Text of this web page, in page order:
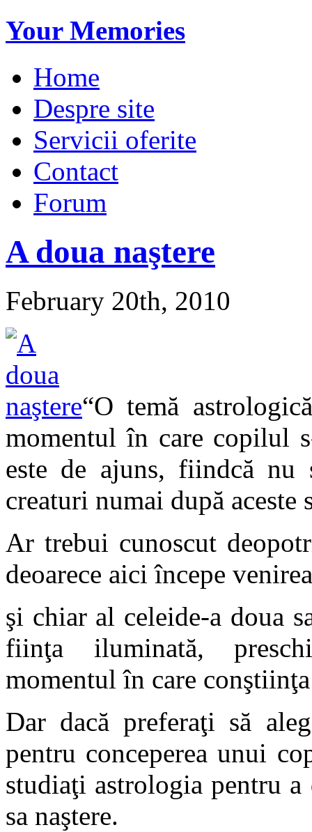
Your Memories
Home
Despre site
Servicii oferite
Contact
Forum
A doua naştere
February 20th, 2010
“O temă
momentul în care copilul
este de ajuns, fiindcă nu
creaturi numai după
Ar trebui cunoscut
deoarece aici începe
şi chiar al celeide-a doua
fiinţa iluminată,
momentul în care
Dar dacă preferaţi să
pentru conceperea unui
studiaţi astrologia pentru
sa naştere.